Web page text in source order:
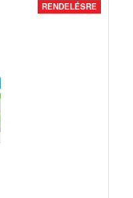
RENDELÉSRE